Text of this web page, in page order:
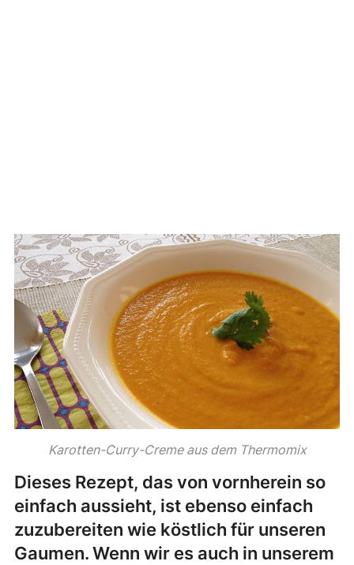
Karotten-Curry-Creme aus dem Thermomix
Dieses Rezept, das von vornherein so
einfach aussieht, ist ebenso einfach
zuzubereiten wie köstlich für unseren
Gaumen. Wenn wir es auch in unserem